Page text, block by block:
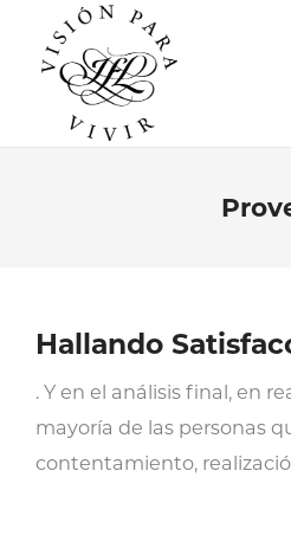
Hallando
. Y en el análisis final, en
mayoría de las personas
contentamiento,